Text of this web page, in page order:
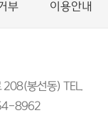
부 이용안내
208(봉선동) TEL.
8962